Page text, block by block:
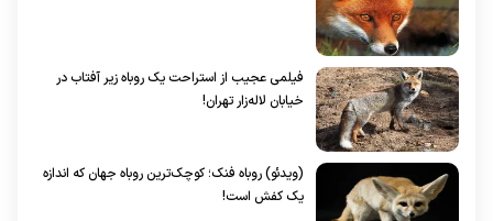
فیلمی عجیب از استراحت یک روباه زیر آفتاب در
خیابان لاله‌زار تهران!
(ویدئو) روباه فنک؛ کوچک‌ترین روباه جهان که اندازه
یک کفش است!